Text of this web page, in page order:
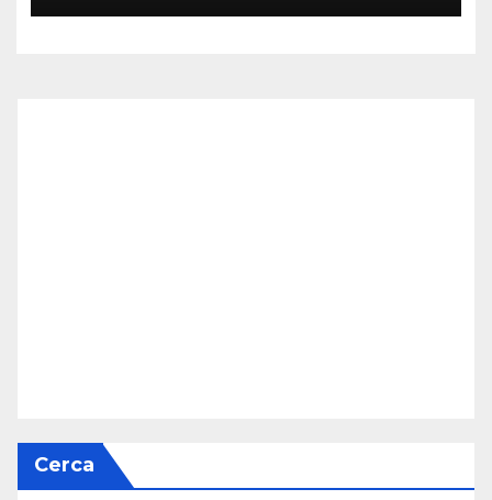
Cerca